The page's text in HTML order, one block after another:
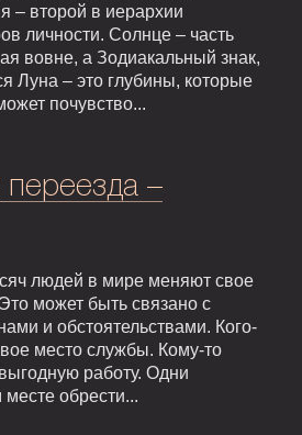
– второй в иерархии
личности. Солнце – часть
вовне, а Зодиакальный знак,
Луна – это глубины, которые
почувство...
переезда –
людей в мире меняют свое
может быть связано с
и обстоятельствами. Кого-
место службы. Кому-то
работу. Одни
обрести...